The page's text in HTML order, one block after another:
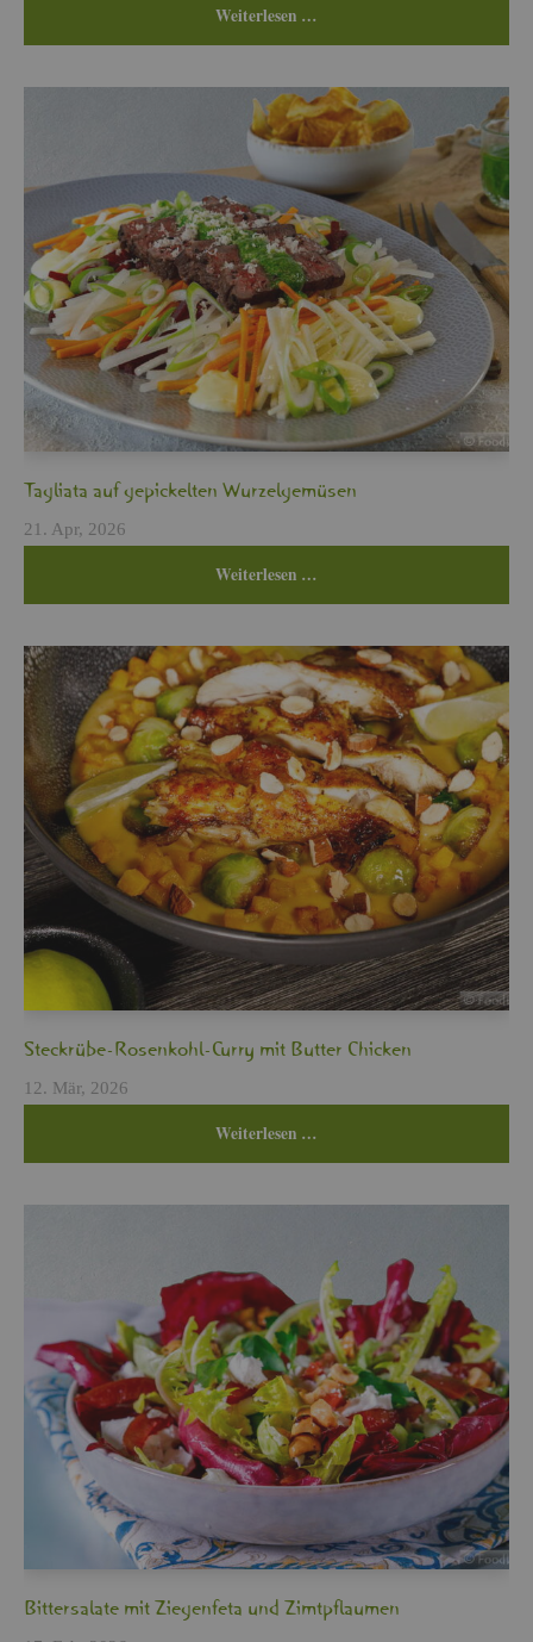
Wei­ter­le­sen …
Ta­glia­ta auf ge­pi­ckel­ten Wur­zel­ge­mü­sen
21. Apr, 2026
Wei­ter­le­sen …
Steck­rü­be-Ro­sen­kohl-Curry mit But­ter Chi­cken
12. Mär, 2026
Wei­ter­le­sen …
Bit­ter­sa­la­te mit Zie­gen­fe­ta und Zimt­pflau­men